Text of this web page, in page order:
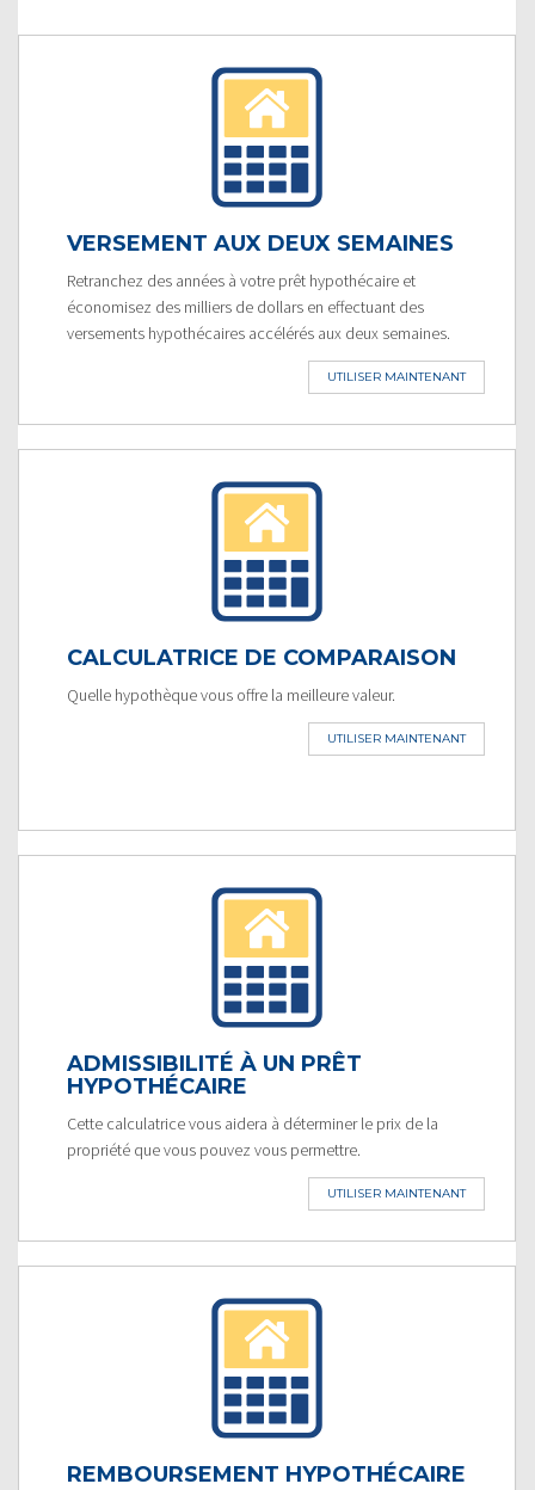
VERSEMENT AUX DEUX SEMAINES
Retranchez des années à votre prêt hypothécaire et
économisez des milliers de dollars en effectuant des
versements hypothécaires accélérés aux deux semaines.
UTILISER MAINTENANT
CALCULATRICE DE COMPARAISON
Quelle hypothèque vous offre la meilleure valeur.
UTILISER MAINTENANT
ADMISSIBILITÉ À UN PRÊT
HYPOTHÉCAIRE
Cette calculatrice vous aidera à déterminer le prix de la
propriété que vous pouvez vous permettre.
UTILISER MAINTENANT
REMBOURSEMENT HYPOTHÉCAIRE